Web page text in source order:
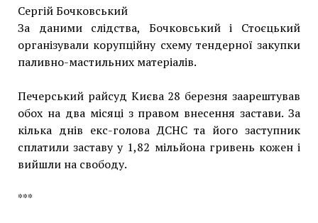
Сергій Бочковський
За даними слідства, Бочковський і Стоєцький
організували корупційну схему тендерної закупки
паливно-мастильних матеріалів.
Печерський райсуд Києва 28 березня заарештував
обох на два місяці з правом внесення застави. За
кілька днів екс-голова ДСНС та його заступник
сплатили заставу у 1,82 мільйона гривень кожен і
вийшли на свободу.
***